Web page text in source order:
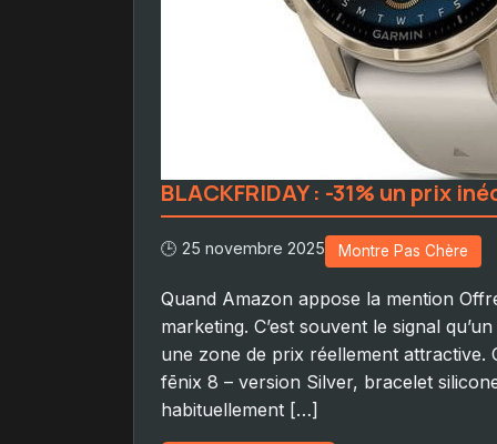
BLACKFRIDAY : -31% un prix
🕒 25 novembre 2025 Montre Pas Chère
Quand Amazon appose la mention
marketing. C’est souvent le signal
une zone de prix réellement attractive.
fēnix 8 – version Silver, bracelet
habituellement […]